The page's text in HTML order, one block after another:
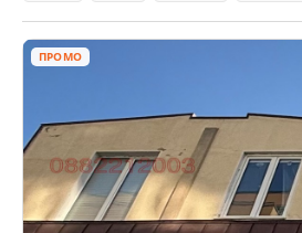
ПРОМО